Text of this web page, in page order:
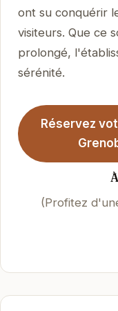
ont su conquérir
visiteurs. Que ce
prolongé,
sérénité.
Réservez
(Profitez